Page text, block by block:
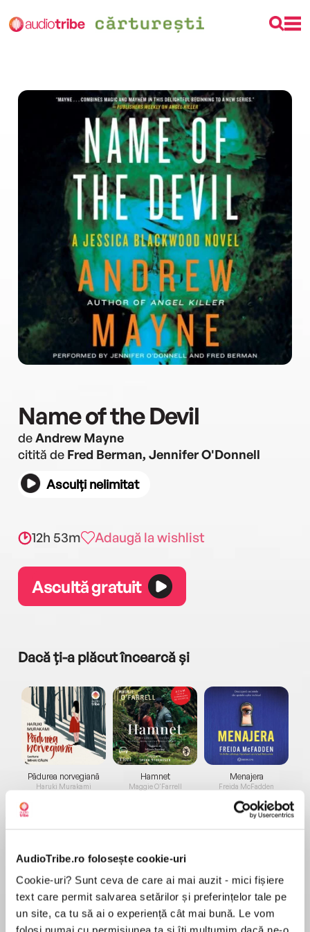
AudioTribe.ro folosește cookie-uri
Cookie-uri? Sunt ceva de care ai mai auzit - mici fișiere
text care permit salvarea setărilor și preferințelor tale pe
un site, ca tu să ai o experiență cât mai bună. Le vom
Name of the Devil
deAndrew Mayne
citită de Fred Berman, Jennifer O'Donnell
Asculți nelimitat
12h 53m Adaugă la wishlist
Ascultă gratuit
Dacă ți-a plăcut încearcă și
Pădurea norvegiană
Haruki Murakami
Elita de Argint (Elita
de...
Dani Francis
Hamnet
Maggie O'Farrell
Diavolul se îmbracă de
la...
Lauren Weisberger
Menajera
Freida McFadden
Migdală
Sohn Won-pyung